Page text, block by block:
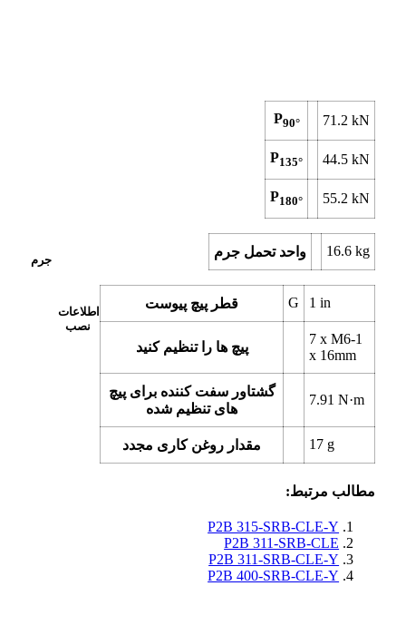
P90° 71.2kN
P135° 44.5kN
P180° 55.2kN
جرم
واحد تحمل جرم 16.6kg
اطلاعات
نصب
قطر پیچ پیوست G 1in
پیچ ها را تنظیم کنید
7 xM6-1
x 16mm
گشتاور سفت کننده برای پیچ
های تنظیم شده
7.91N·m
مقدار روغن کاری مجدد 17 g
مطالب مرتبط:
P2B 315-SRB-CLE-Y
P2B 311-SRB-CLE
P2B 311-SRB-CLE-Y
P2B 400-SRB-CLE-Y